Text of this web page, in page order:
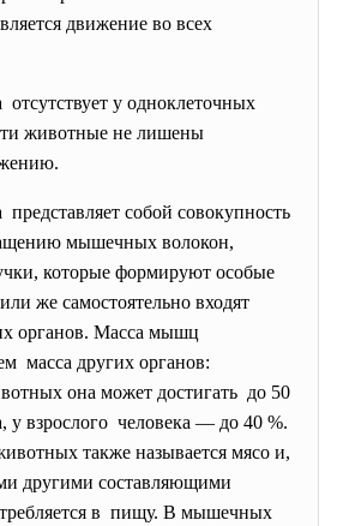
движение во всех
у одноклеточных
животные не лишены
собой совокупность
мышечных волокон,
которые формируют особые
же самостоятельно входят
органов. Масса мышц
масса других органов:
она может достигать до 50
у взрослого человека — до 40 %.
также называется мясо и,
другими составляющими
в пищу. В мышечных